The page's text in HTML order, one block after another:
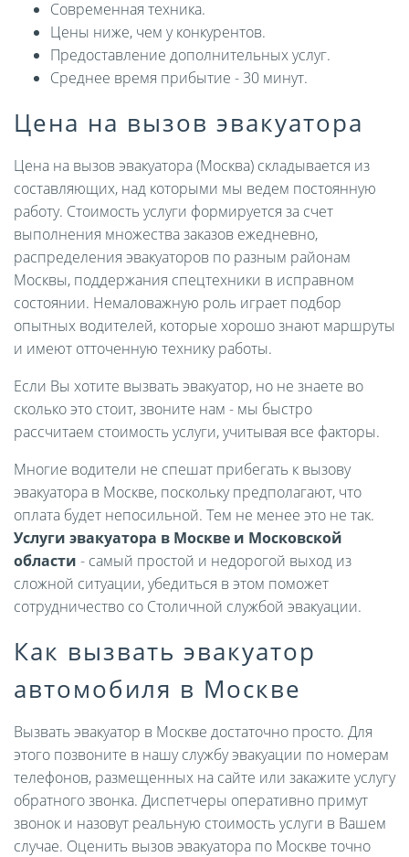
Современная техника.
Цены ниже, чем у конкурентов.
Предоставление дополнительных услуг.
Среднее время прибытие - 30 минут.
Цена на вызов эвакуатора
Цена на вызов эвакуатора (Москва) складывается из
составляющих, над которыми мы ведем постоянную
работу. Стоимость услуги формируется за счет
выполнения множества заказов ежедневно,
распределения эвакуаторов по разным районам
Москвы, поддержания спецтехники в исправном
состоянии. Немаловажную роль играет подбор
опытных водителей, которые хорошо знают маршруты
и имеют отточенную технику работы.
Если Вы хотите вызвать эвакуатор, но не знаете во
сколько это стоит, звоните нам - мы быстро
рассчитаем стоимость услуги, учитывая все факторы.
Многие водители не спешат прибегать к вызову
эвакуатора в Москве, поскольку предполагают, что
оплата будет непосильной. Тем не менее это не так.
Услуги эвакуатора в Москве и Московской
области - самый простой и недорогой выход из
сложной ситуации, убедиться в этом поможет
сотрудничество со Столичной службой эвакуации.
Как вызвать эвакуатор
автомобиля в Москве
Вызвать эвакуатор в Москве достаточно просто. Для
этого позвоните в нашу службу эвакуации по номерам
телефонов, размещенных на сайте или закажите услугу
обратного звонка. Диспетчеры оперативно примут
звонок и назовут реальную стоимость услуги в Вашем
случае. Оценить вызов эвакуатора по Москве точно